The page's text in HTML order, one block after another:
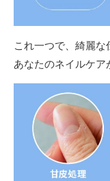
これ一つで、綺麗な
あなたのネイルケア